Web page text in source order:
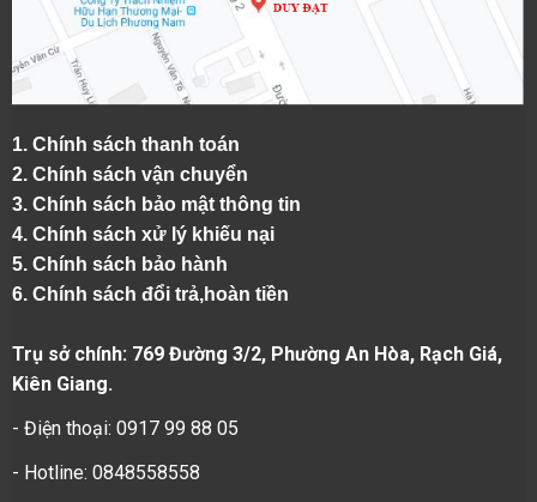
1. Chính sách thanh toán
2. Chính sách vận chuyển
3. Chính sách bảo mật thông tin
4. Chính sách xử lý khiếu nại
5. Chính sách bảo hành
6. Chính sách đổi trả,hoàn tiền
Trụ sở chính: 769 Đường 3/2, Phường An Hòa, Rạch Giá,
Kiên Giang.
- Điện thoại: 0917 99 88 05
- Hotline: 0848558558